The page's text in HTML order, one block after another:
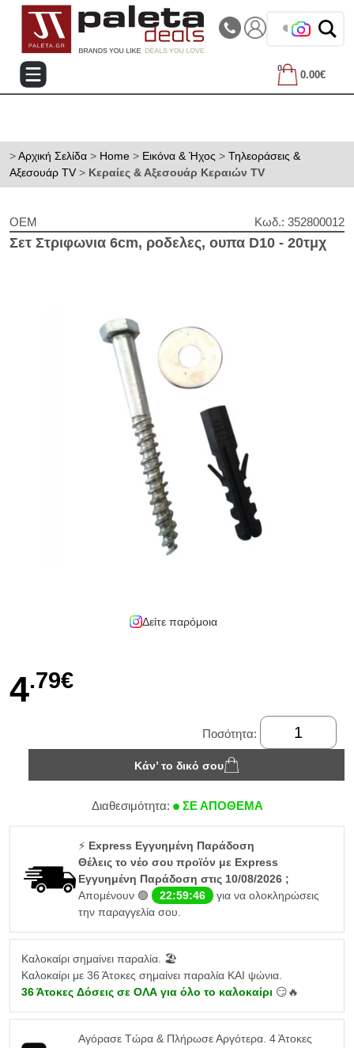
Τηλεφωνικές Παραγγελίες: 2105714144 |||
❤️ Βρες τα
0
0.00€
>Αρχική Σελίδα > Home > Εικόνα & Ήχος > Τηλεοράσεις &
Αξεσουάρ TV > Κεραίες & Αξεσουάρ Κεραιών TV
OEM Κωδ.: 352800012
Σετ Στριφωνια 6cm, ροδελες, ουπα D10 - 20τμχ
Δείτε παρόμοια
4.79€
Ποσότητα:
Κάν’ το δικό σου
Διαθεσιμότητα: ΣΕ ΑΠΟΘΕΜΑ
⚡ Express Εγγυημένη Παράδοση
Θέλεις το νέο σου προϊόν με Express
Εγγυημένη Παράδοση στις 10/08/2026 ;
Απομένουν 🟢
22:59:45
για να ολοκληρώσεις
την παραγγελία σου.
Καλοκαίρι σημαίνει παραλία. 🏖️
Καλοκαίρι με 36 Άτοκες σημαίνει παραλία ΚΑΙ ψώνια.
36 Άτοκες Δόσεις σε ΟΛΑ για όλο το καλοκαίρι 😏🔥
Αγόρασε Τώρα & Πλήρωσε Αργότερα. 4 Άτοκες